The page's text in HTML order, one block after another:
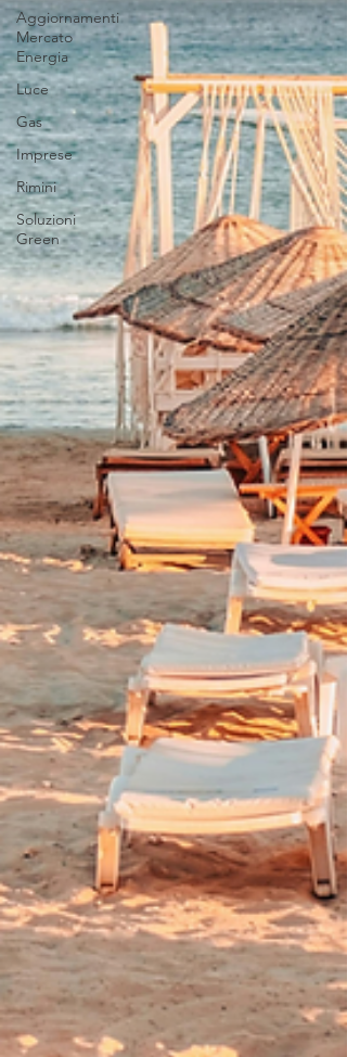
Aggiornamenti
Mercato
Energia
Luce
Gas
Imprese
Rimini
Soluzioni
Green